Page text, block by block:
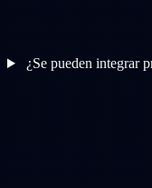
¿Se pueden integrar